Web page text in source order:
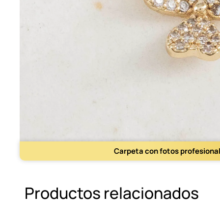
Carpeta con fotos
Productos relacionados